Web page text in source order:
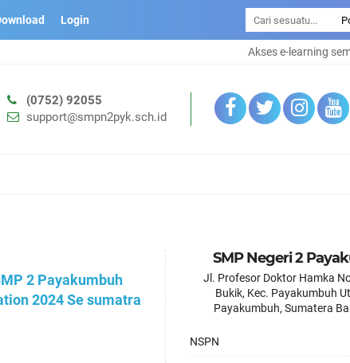
Login
Akses e-learning
(0752) 92055
support@smpn2pyk.sch.id
2 Payakumbuh
2024 Se sumatra
SMP Negeri 2
Jl. Profesor Doktor Hamka
Bukik, Kec. Payakumbuh
Payakumbuh, Sumatera
NSPN